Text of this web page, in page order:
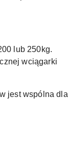
lub 250kg.
wciągarki
jest wspólna dla